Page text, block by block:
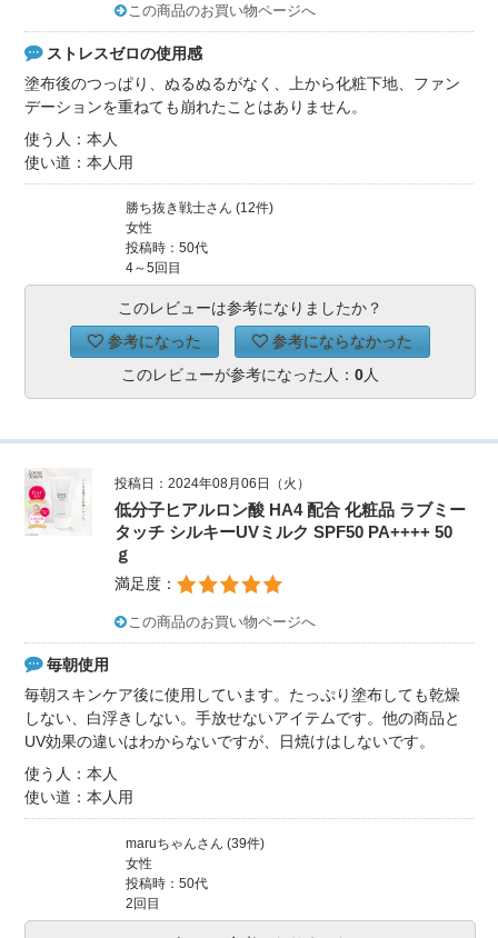
この商品のお買い物ページへ
ストレスゼロの使用感
塗布後のつっぱり、ぬるぬるがなく、上から化粧下地、ファン
デーションを重ねても崩れたことはありません。
使う人：本人
使い道：本人用
勝ち抜き戦士さん (12件)
女性
投稿時：50代
4～5回目
このレビューは参考になりましたか？
参考になった
参考にならなかった
このレビューが参考になった人： 0人
投稿日：2024年08月06日（火）
低分子ヒアルロン酸 HA4 配合 化粧品 ラブミー
タッチ シルキーUVミルク SPF50 PA++++ 50
ｇ
満足度：
この商品のお買い物ページへ
毎朝使用
毎朝スキンケア後に使用しています。たっぷり塗布しても乾燥
しない、白浮きしない。手放せないアイテムです。他の商品と
UV効果の違いはわからないですが、日焼けはしないです。
使う人：本人
使い道：本人用
maruちゃんさん (39件)
女性
投稿時：50代
2回目